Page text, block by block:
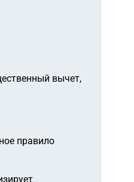
вычет,
правило